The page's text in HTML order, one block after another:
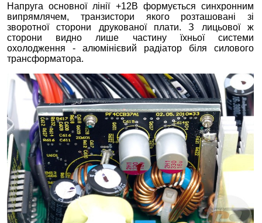
Напруга основної лінії +12В формується синхронним
випрямлячем, транзистори якого розташовані зі
зворотної сторони друкованої плати. З лицьової ж
сторони видно лише частину їхньої системи
охолодження - алюмінієвий радіатор біля силового
трансформатора.